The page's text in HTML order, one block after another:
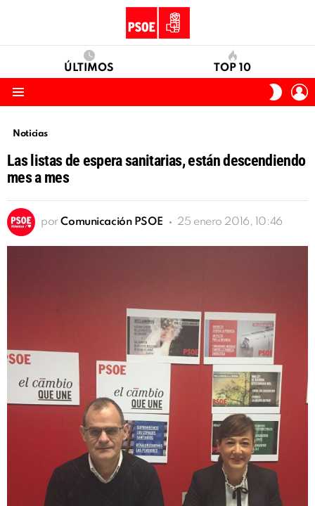
ÚLTIMOS TOP 10
SKIN
Noticias
Las listas de espera sanitarias, están descendiendo
mes a mes
por Comunicación PSOE 25 enero 2016, 10:46